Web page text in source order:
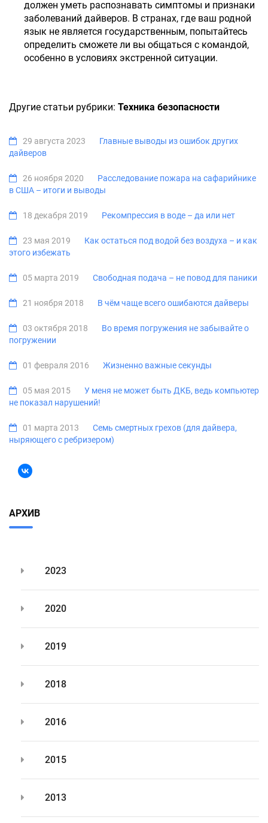
должен уметь распознавать симптомы и признаки
заболеваний дайверов. В странах, где ваш родной
язык не является государственным, попытайтесь
определить сможете ли вы общаться с командой,
особенно в условиях экстренной ситуации.
Другие статьи рубрики: Техника безопасности
29 августа 2023
Главные выводы из ошибок других
дайверов
26 ноября 2020
Расследование пожара на сафарийнике
в США – итоги и выводы
18 декабря 2019 Рекомпрессия в воде – да или нет
23 мая 2019
Как остаться под водой без воздуха – и как
этого избежать
05 марта 2019 Свободная подача – не повод для паники
21 ноября 2018 В чём чаще всего ошибаются дайверы
03 октября 2018
Во время погружения не забывайте о
погружении
01 февраля 2016 Жизненно важные секунды
05 мая 2015
У меня не может быть ДКБ, ведь компьютер
не показал нарушений!
01 марта 2013
Семь смертных грехов (для дайвера,
ныряющего с ребризером)
АРХИВ
2023
2020
2019
2018
2016
2015
2013